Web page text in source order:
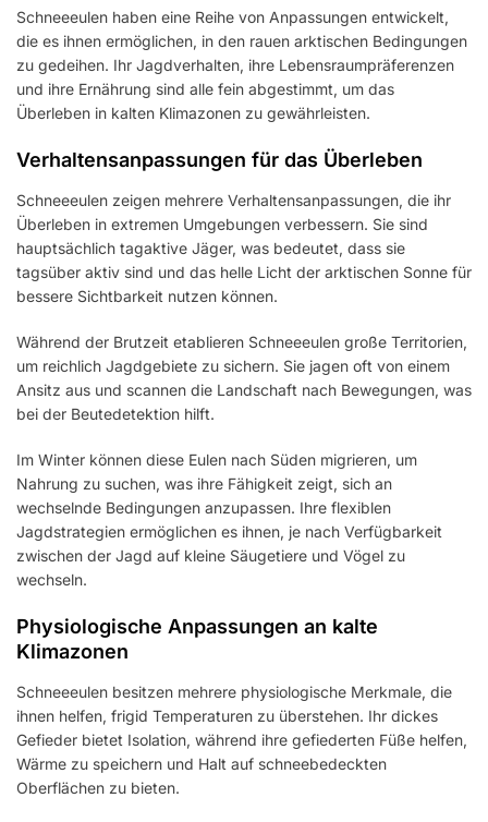
Schneeeulen haben eine Reihe von Anpassungen entwickelt,
die es ihnen ermöglichen, in den rauen arktischen Bedingungen
zu gedeihen. Ihr Jagdverhalten, ihre Lebensraumpräferenzen
und ihre Ernährung sind alle fein abgestimmt, um das
Überleben in kalten Klimazonen zu gewährleisten.
Verhaltensanpassungen für das Überleben
Schneeeulen zeigen mehrere Verhaltensanpassungen, die ihr
Überleben in extremen Umgebungen verbessern. Sie sind
hauptsächlich tagaktive Jäger, was bedeutet, dass sie
tagsüber aktiv sind und das helle Licht der arktischen Sonne für
bessere Sichtbarkeit nutzen können.
Während der Brutzeit etablieren Schneeeulen große Territorien,
um reichlich Jagdgebiete zu sichern. Sie jagen oft von einem
Ansitz aus und scannen die Landschaft nach Bewegungen, was
bei der Beutedetektion hilft.
Im Winter können diese Eulen nach Süden migrieren, um
Nahrung zu suchen, was ihre Fähigkeit zeigt, sich an
wechselnde Bedingungen anzupassen. Ihre flexiblen
Jagdstrategien ermöglichen es ihnen, je nach Verfügbarkeit
zwischen der Jagd auf kleine Säugetiere und Vögel zu
wechseln.
Physiologische Anpassungen an kalte
Klimazonen
Schneeeulen besitzen mehrere physiologische Merkmale, die
ihnen helfen, frigid Temperaturen zu überstehen. Ihr dickes
Gefieder bietet Isolation, während ihre gefiederten Füße helfen,
Wärme zu speichern und Halt auf schneebedeckten
Oberflächen zu bieten.